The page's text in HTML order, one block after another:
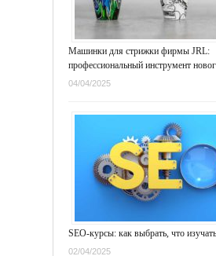
Машинки для стрижки фирмы JRL:
профессиональный инструмент
04/04/2025
SEO-курсы: как выбрать, что
02/04/2025